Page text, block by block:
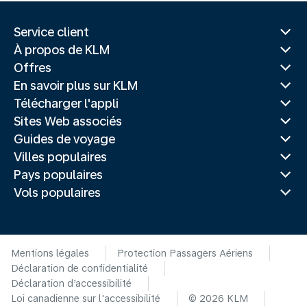
Service client
À propos de KLM
Offres
En savoir plus sur KLM
Télécharger l'appli
Sites Web associés
Guides de voyage
Villes populaires
Pays populaires
Vols populaires
Mentions légales
Protection Passagers Aériens
Déclaration de confidentialité
Déclaration d’accessibilité
Loi canadienne sur l'accessibilité
© 2026 KLM